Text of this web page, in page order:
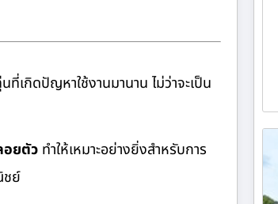
เกิดปัญหาใช้งานมานาน ไม่ว่าจะเป็น
อยตัว ทำให้เหมาะอย่างยิ่งสำหรับการ
ชย์